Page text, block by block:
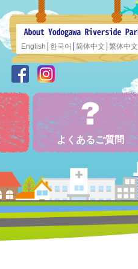
English 한국어 简体中文 繁体中文
よくあるご質問